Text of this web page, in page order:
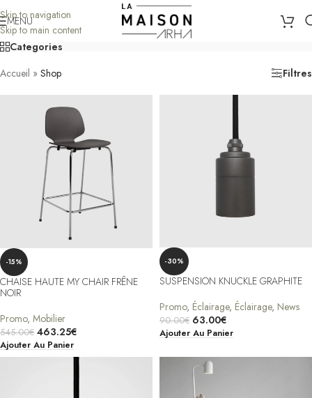
Skip to navigation
Skip to main content
MENU
Categories
Accueil » Shop Filtres
-15%
CHAISE HAUTE MY CHAIR FRÊNE
NOIR
Promo, Mobilier
545.00€ 463.25€
Ajouter Au Panier
-30%
SUSPENSION KNUCKLE GRAPHITE
Promo, Éclairage, Éclairage, News
90.00€ 63.00€
Ajouter Au Panier